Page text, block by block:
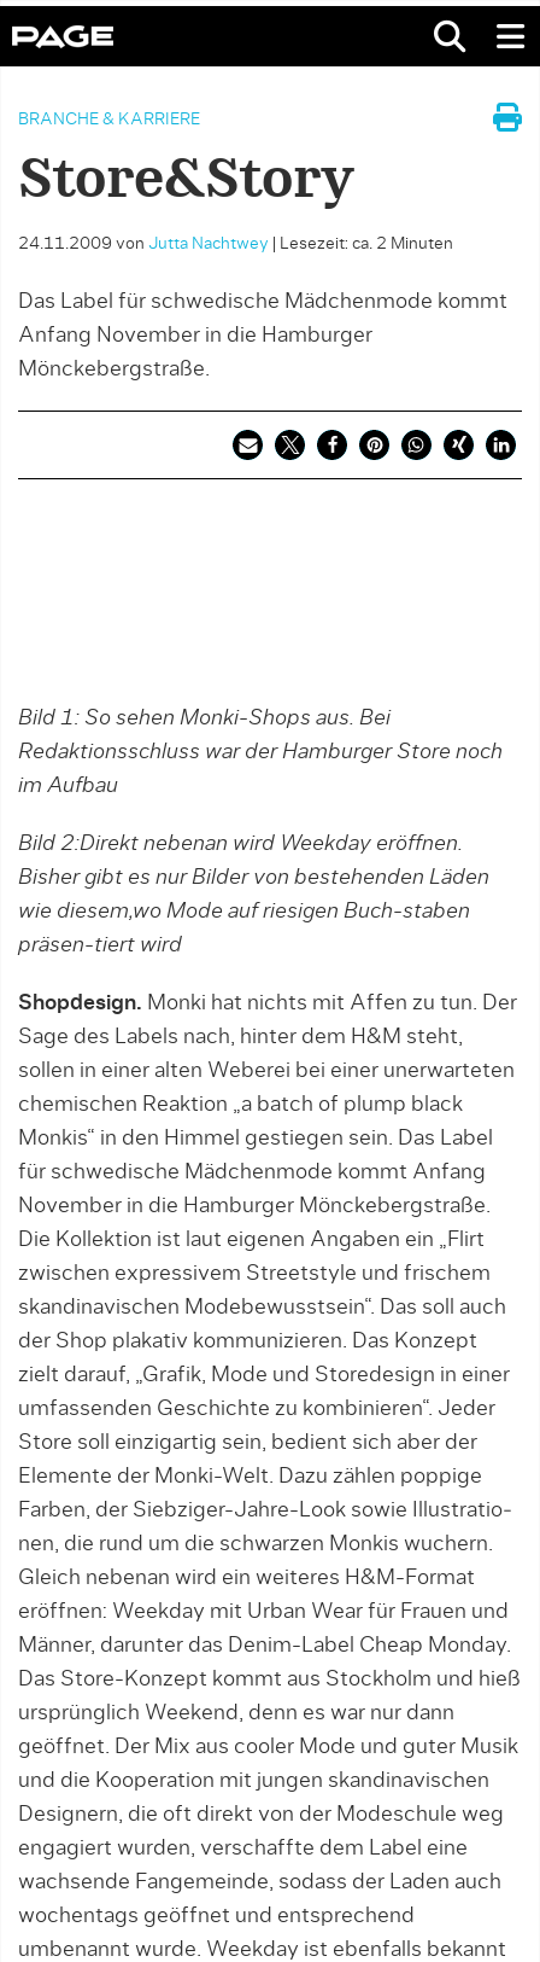
BRANCHE & KARRIERE
Store&Story
24.11.2009 von Jutta Nachtwey Lesezeit: ca. 2 Minuten
Das Label für schwedische Mädchenmode kommt
Anfang November in die Hamburger
Mönckebergstraße.
Bild 1: So sehen Monki-Shops aus. Bei
Redaktionsschluss war der Hamburger Store noch
im Aufbau
Bild 2:Direkt nebenan wird Weekday eröffnen.
Bisher gibt es nur Bilder von bestehenden Läden
wie diesem,wo Mode auf riesigen Buch-staben
präsen-tiert wird
Shopdesign. Monki hat nichts mit Affen zu tun. Der
Sage des Labels nach, hinter dem H&M steht,
sollen in einer alten Weberei bei einer unerwarteten
chemischen Reaktion „a batch of plump black
Monkis“ in den Himmel gestiegen sein. Das Label
für schwedische Mädchenmode kommt Anfang
November in die Hamburger Mönckebergstraße.
Die Kollek­tion ist laut eigenen Angaben ein „Flirt
zwischen expressivem Streetstyle und frischem
skandinavischen Modebewusstsein“. Das soll auch
der Shop plakativ kommunizieren. Das Konzept
zielt darauf, „Grafik, Mode und Store­design in einer
umfassenden Geschichte zu kombinieren“. Jeder
Store soll einzigartig sein, bedient sich aber der
Elemente der Monki-Welt. Dazu zählen poppige
Farben, der Siebzi­ger-Jahre-Look sowie Illustratio­
nen, die rund um die schwarzen Monkis wuchern.
Gleich nebenan wird ein weiteres H&M-For­mat
eröffnen: Weekday mit Urban Wear für Frauen und
Männer, darunter das Denim-Label Cheap Monday.
Das Store-Konzept kommt aus Stockholm und hieß
ursprünglich Weekend, denn es war nur dann
geöffnet. Der Mix aus cooler Mode und guter Musik
und die Kooperation mit jungen skandinavischen
Desig­nern, die oft direkt von der Modeschule weg
engagiert wurden, verschaffte dem Label eine
wachsende Fangemeinde, sodass der Laden auch
wochentags geöffnet und entsprechend
umbenannt wurde. Weekday ist ebenfalls bekannt